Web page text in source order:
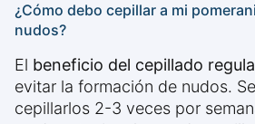
¿Cómo debo cepillar a mi
nudos?
El beneficio del cepillado
evitar la formación de nudos.
cepillarlos 2-3 veces por